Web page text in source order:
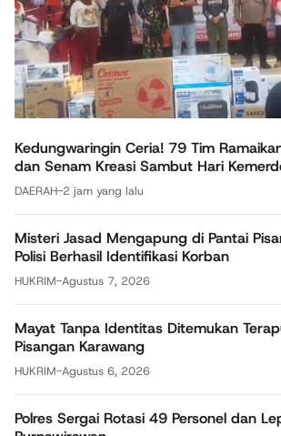
Kedungwaringin Ceria! 79 Tim
dan Senam Kreasi Sambut Hari
DAERAH-2 jam yang lalu
Misteri Jasad Mengapung di Pantai
Polisi Berhasil Identifikasi Korban
HUKRIM-Agustus 7, 2026
Mayat Tanpa Identitas Ditemukan
Pisangan Karawang
HUKRIM-Agustus 6, 2026
Polres Sergai Rotasi 49 Personel dan